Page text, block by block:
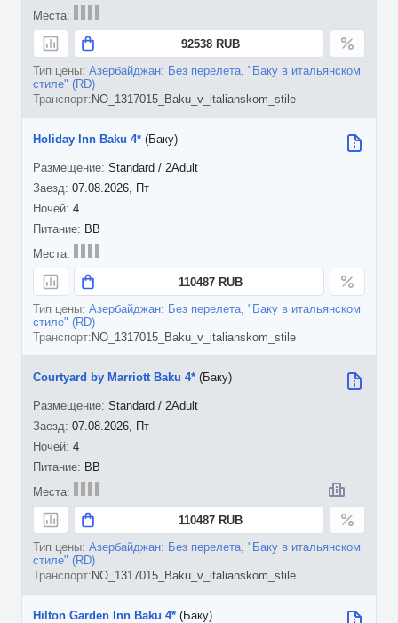
92538 RUB
Азербайджан: Без перелета, "Баку в итальянском
стиле" (RD)
NO_1317015_Baku_v_italianskom_stile
07.08.2026, Пт
4
Holiday Inn Baku 4* (Баку)
Standard / 2Adult
BB
110487 RUB
Азербайджан: Без перелета, "Баку в итальянском
стиле" (RD)
NO_1317015_Baku_v_italianskom_stile
07.08.2026, Пт
4
Courtyard by Marriott Baku 4* (Баку)
Standard / 2Adult
BB
110487 RUB
Азербайджан: Без перелета, "Баку в итальянском
стиле" (RD)
NO_1317015_Baku_v_italianskom_stile
Hilton Garden Inn Baku 4* (Баку)